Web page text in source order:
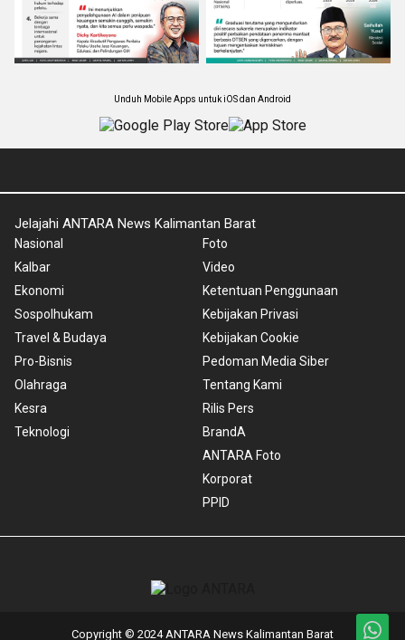
Unduh Mobile Apps untuk iOS dan Android
Jelajahi ANTARA News Kalimantan Barat
Nasional
Kalbar
Ekonomi
Sospolhukam
Travel & Budaya
Pro-Bisnis
Olahraga
Kesra
Teknologi
Foto
Video
Ketentuan Penggunaan
Kebijakan Privasi
Kebijakan Cookie
Pedoman Media Siber
Tentang Kami
Rilis Pers
BrandA
ANTARA Foto
Korporat
PPID
Copyright © 2024 ANTARA News Kalimantan Barat